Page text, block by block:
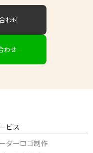
わせ
わせ
ビス
ダーロゴ制作